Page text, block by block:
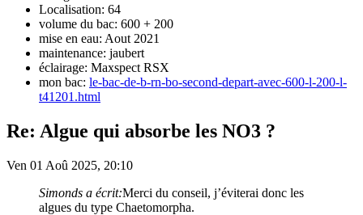
Localisation: 64
volume du bac: 600 + 200
mise en eau: Aout 2021
maintenance: jaubert
éclairage: Maxspect RSX
mon bac: le-bac-de-b-rn-bo-second-depart-avec-600-l-200-l-
t41201.html
Re: Algue qui absorbe les NO3 ?
Ven 01 Aoû 2025, 20:10
Simonds a écrit:Merci du conseil, j’éviterai donc les
algues du type Chaetomorpha.